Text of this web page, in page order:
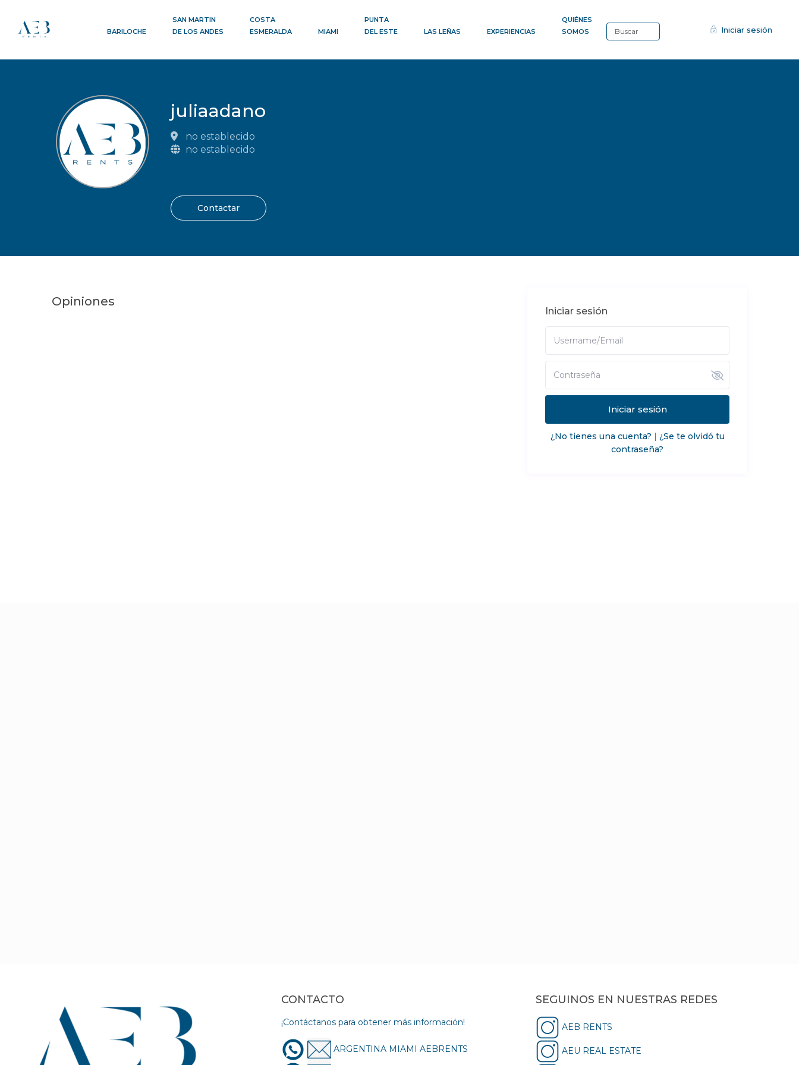
BARILOCHE
SAN MARTIN
DE LOS ANDES
COSTA
ESMERALDA
MIAMI
PUNTA
DEL ESTE
LAS LEÑAS EXPERIENCIAS
QUIÉNES
SOMOS
Iniciar sesión
juliaadano
no establecido
no establecido
Contactar
Opiniones
Iniciar sesión
Iniciar sesión
¿No tienes una cuenta? | ¿Se te olvidó tu
contraseña?
CONTACTO
¡Contáctanos para obtener más información!
ARGENTINA MIAMI AEBRENTS
SEGUINOS EN NUESTRAS REDES
AEB RENTS
AEU REAL ESTATE